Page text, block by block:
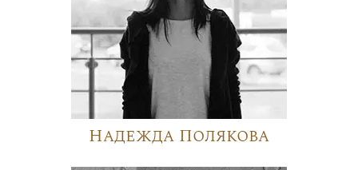
Надежда Полякова